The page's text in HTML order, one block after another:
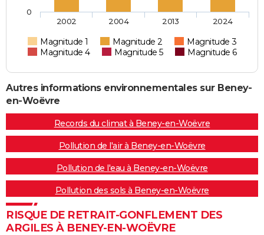
Magnitude 1 Magnitude 2
Magnitude 3
Magnitude 4
Magnitude 5 Magnitude 6
2002 2004 2013 2024
0
Autres informations environnementales sur Beney-
en-Woëvre
Records du climat à Beney-en-Woëvre
Pollution de l'air à Beney-en-Woëvre
Pollution de l'eau à Beney-en-Woëvre
Pollution des sols à Beney-en-Woëvre
RISQUE DE RETRAIT-GONFLEMENT DES
ARGILES À BENEY-EN-WOËVRE